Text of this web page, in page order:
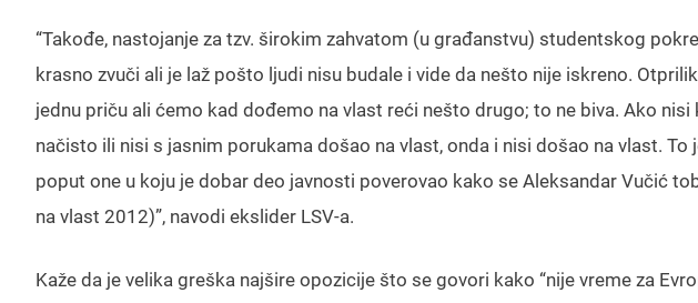
“Takođe, nastojanje za tzv. širokim zahvatom (u građanstvu) studentskog
krasno zvuči ali je laž pošto ljudi nisu budale i vide da nešto nije iskreno.
jednu priču ali ćemo kad dođemo na vlast reći nešto drugo; to ne biva. Ako
načisto ili nisi s jasnim porukama došao na vlast, onda i nisi došao na vlast.
poput one u koju je dobar deo javnosti poverovao kako se Aleksandar Vučić
na vlast 2012)”, navodi ekslider LSV-a.
Kaže da je velika greška najšire opozicije što se govori kako “nije vreme za